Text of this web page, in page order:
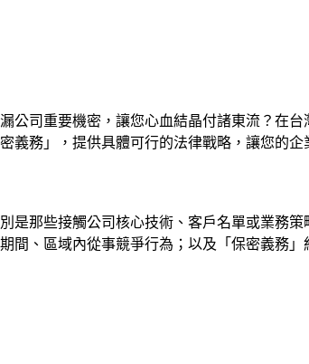
司重要機密，讓您心血結晶付諸東流？在
務」，提供具體可行的法律戰略，讓您的企
那些接觸公司核心技術、客戶名單或業務
、區域內從事競爭行為；以及「保密義務